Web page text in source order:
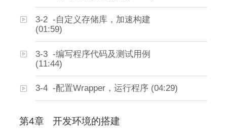
3-2 -自定义存储库，加速构建
(01:59)
3-3 -编写程序代码及测试用例
(11:44)
3-4 -配置Wrapper，运行程序 (04:29)
第4章 开发环境的搭建